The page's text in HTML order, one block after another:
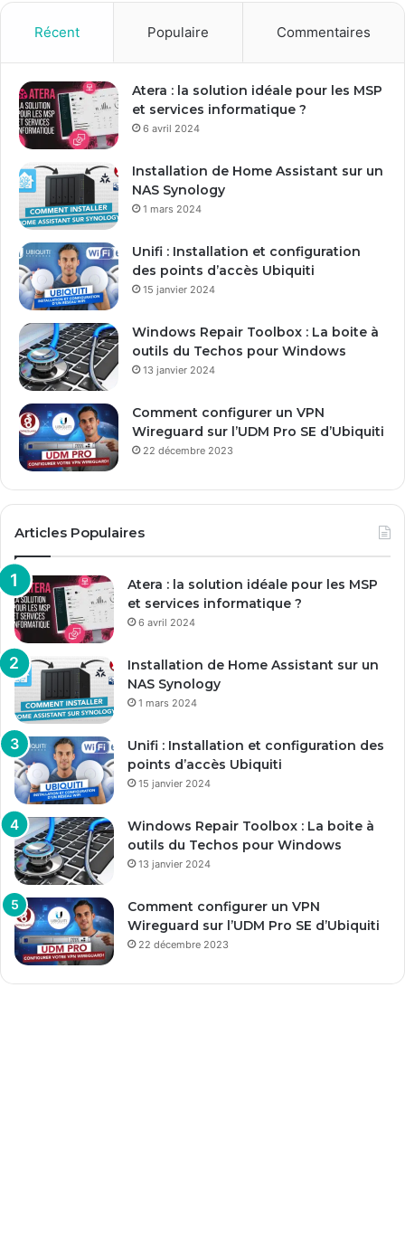
r
e
a
d
s
e
m
a
Récent Populaire Commentaires
Atera : la solution idéale pour les MSP
et services informatique ?
6 avril 2024
Installation de Home Assistant sur un
NAS Synology
1 mars 2024
Unifi : Installation et configuration
des points d’accès Ubiquiti
15 janvier 2024
Windows Repair Toolbox : La boite à
outils du Techos pour Windows
13 janvier 2024
Comment configurer un VPN
Wireguard sur l’UDM Pro SE d’Ubiquiti
22 décembre 2023
Articles Populaires
Atera : la solution idéale pour les MSP
et services informatique ?
6 avril 2024
Installation de Home Assistant sur un
NAS Synology
1 mars 2024
Unifi : Installation et configuration des
points d’accès Ubiquiti
15 janvier 2024
Windows Repair Toolbox : La boite à
outils du Techos pour Windows
13 janvier 2024
Comment configurer un VPN
Wireguard sur l’UDM Pro SE d’Ubiquiti
22 décembre 2023